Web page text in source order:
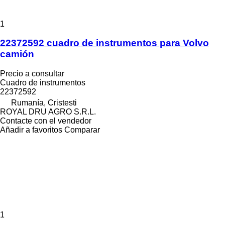
1
22372592 cuadro de instrumentos para Volvo
camión
Precio a consultar
Cuadro de instrumentos
22372592
Rumanía, Cristesti
ROYAL DRU AGRO S.R.L.
Contacte con el vendedor
Añadir a favoritos Comparar
1